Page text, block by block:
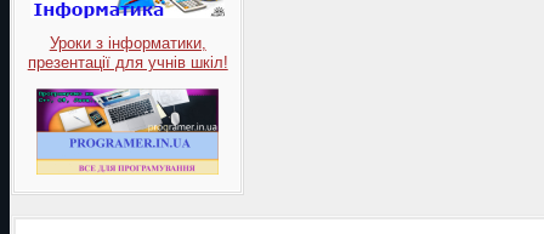
Уроки з інформатики,
презентації для учнів шкіл!